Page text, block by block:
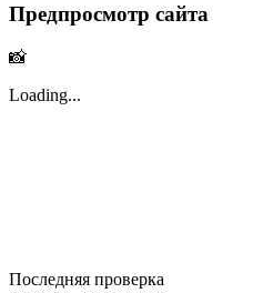
Предпросмотр сайта
📸
Loading...
Последняя проверка